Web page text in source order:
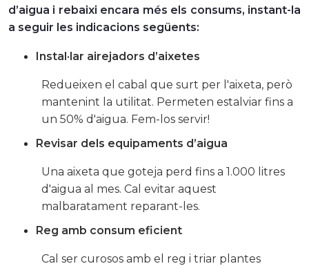
d’aigua i rebaixi encara més els consums, instant-la
a seguir les indicacions següents:
Instal·lar airejadors d’aixetes
Redueixen el cabal que surt per l'aixeta, però
mantenint la utilitat. Permeten estalviar fins a
un 50% d'aigua. Fem-los servir!
Revisar dels equipaments d’aigua
Una aixeta que goteja perd fins a 1.000 litres
d'aigua al mes. Cal evitar aquest
malbaratament reparant-les.
Reg amb consum eficient
Cal ser curosos amb el reg i triar plantes